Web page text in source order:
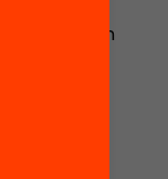
anys
una gran